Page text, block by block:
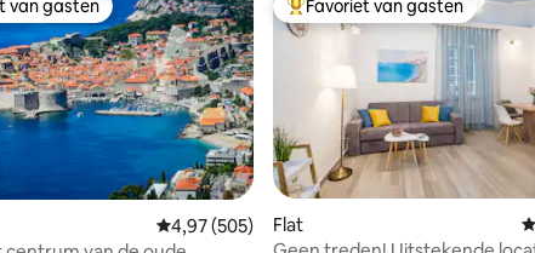
4,92 op 5, 163 recensies
van gasten
van gasten
Gemiddelde beoordeling van 4,97 op 5, 505
4,97 (505)
Topfavoriet van gasten
Favoriet van gasten
Flat